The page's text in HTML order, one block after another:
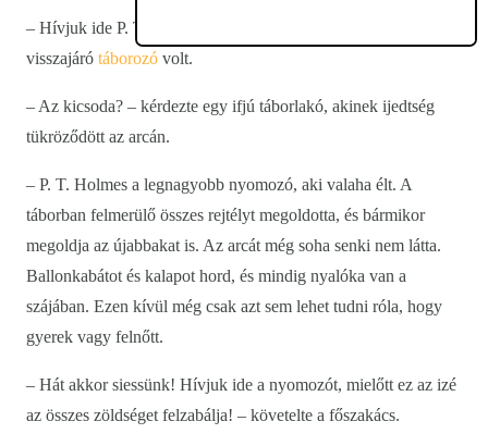
– Hívjuk ide P. T. Holmest! – javasolta Janka, aki már több éve
visszajáró táborozó volt.
– Az kicsoda? – kérdezte egy ifjú táborlakó, akinek ijedtség
tükröződött az arcán.
– P. T. Holmes a legnagyobb nyomozó, aki valaha élt. A
táborban felmerülő összes rejtélyt megoldotta, és bármikor
megoldja az újabbakat is. Az arcát még soha senki nem látta.
Ballonkabátot és kalapot hord, és mindig nyalóka van a
szájában. Ezen kívül még csak azt sem lehet tudni róla, hogy
gyerek vagy felnőtt.
– Hát akkor siessünk! Hívjuk ide a nyomozót, mielőtt ez az izé
az összes zöldséget felzabálja! – követelte a főszakács.